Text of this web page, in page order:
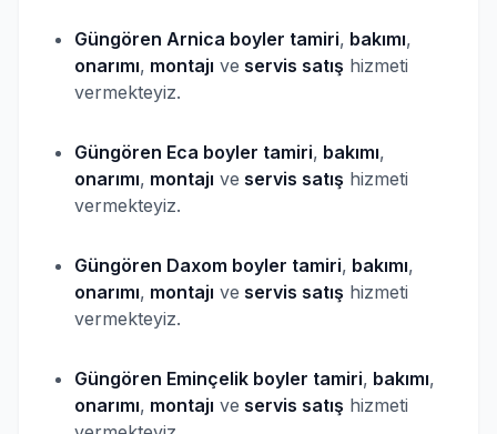
Güngören Arnica boyler tamiri, bakımı,
onarımı, montajı ve servis satış hizmeti
vermekteyiz.
Güngören Eca boyler tamiri, bakımı,
onarımı, montajı ve servis satış hizmeti
vermekteyiz.
Güngören Daxom boyler tamiri, bakımı,
onarımı, montajı ve servis satış hizmeti
vermekteyiz.
Güngören Eminçelik boyler tamiri, bakımı,
onarımı, montajı ve servis satış hizmeti